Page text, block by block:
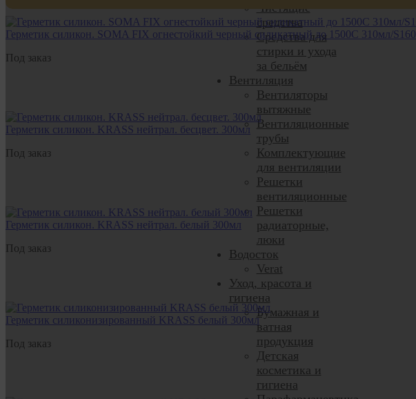
Чистящие
средства
Средства для
стирки и ухода
за бельём
Вентиляция
Вентиляторы
вытяжные
Вентиляционные
трубы
Комплектующие
для вентиляции
Решетки
вентиляционные
Решетки
радиаторные,
люки
Водосток
Verat
Уход, красота и
гигиена
Бумажная и
ватная
продукция
Детская
косметика и
гигиена
Герметик силикон. SOMA FIX огнестойкий черный силикатный до 1500С 310мл/S160
Под заказ
Герметик силикон. KRASS нейтрал. бесцвет. 300мл
Под заказ
Герметик силикон. KRASS нейтрал. белый 300мл
Под заказ
Герметик силиконизированный KRASS белый 300мл
Под заказ